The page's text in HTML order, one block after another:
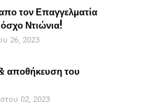
τον Επαγγελματία
Ντιώνια!
26, 2023
αποθήκευση του
02, 2023